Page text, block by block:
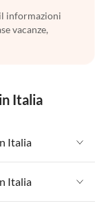
informazioni
vacanze,
Italia
Italia
Italia